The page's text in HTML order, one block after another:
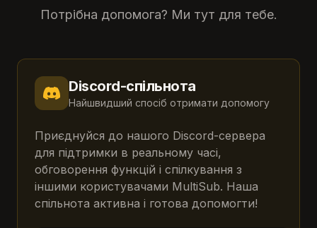
Потрібна допомога? Ми тут для тебе.
Discord-спільнота
Найшвидший спосіб отримати допомогу
Приєднуйся до нашого Discord-сервера
для підтримки в реальному часі,
обговорення функцій і спілкування з
іншими користувачами MultiSub. Наша
спільнота активна і готова допомогти!